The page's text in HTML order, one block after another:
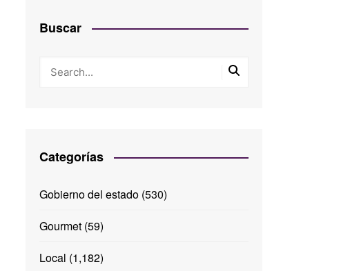
Buscar
Categorías
Gobierno del estado(530)
Gourmet(59)
Local (1,182)